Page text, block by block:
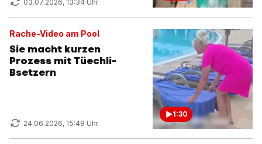
03.07.2026, 13:34 Uhr
Rache-Video am Pool
Sie macht kurzen
Prozess mit Tüechli-
Bsetzern
24.06.2026, 15:48 Uhr
1:30